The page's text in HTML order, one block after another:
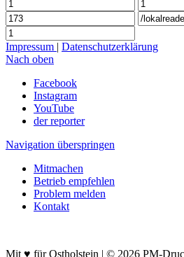
Impressum | Datenschutzerklärung
Nach oben
Facebook
Instagram
YouTube
der reporter
Navigation überspringen
Mitmachen
Betrieb empfehlen
Problem melden
Kontakt
Mit ♥ für Ostholstein | © 2026 PM-